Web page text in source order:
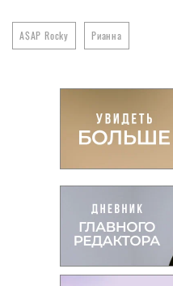
A$AP Rocky Рианна